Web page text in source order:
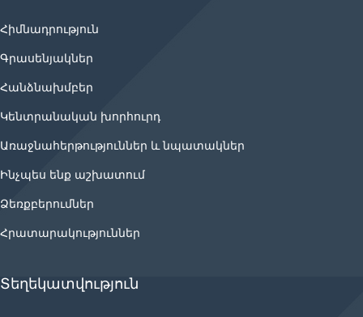
Հիմնադրություն
Գրասենյակներ
Հանձնախմբեր
Կենտրանական խորհուրդ
Առաջնահերթություններ և նպատակներ
Ինչպես ենք աշխատում
Ձեռքբերումներ
Հրատարակություններ
Տեղեկատվություն